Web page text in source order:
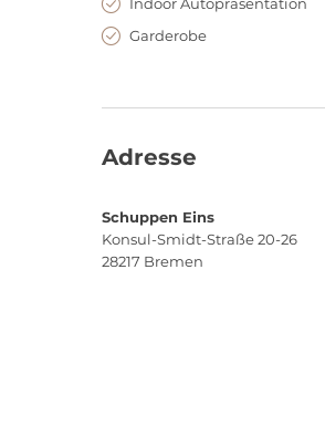
Indoor Autopräsentation
Garderobe
Adresse
Schuppen Eins
Konsul-Smidt-Straße 20-26
28217 Bremen